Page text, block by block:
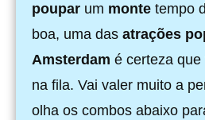
poupar um monte tempo
boa, uma das atrações
Amsterdam é certeza
na fila. Vai valer muito a
olha os combos abaixo